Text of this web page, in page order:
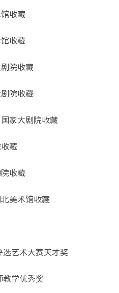
收藏
收藏
院收藏
院收藏
家大剧院收藏
藏
收藏
美术馆收藏
艺术大赛天才奖
学优秀奖